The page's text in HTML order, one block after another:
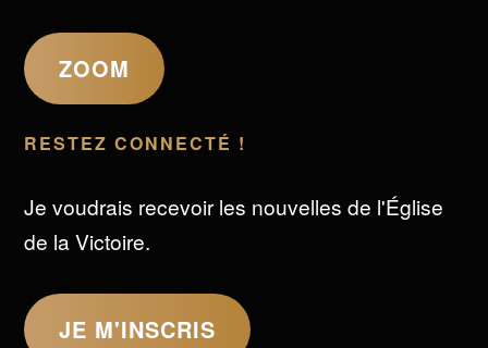
ZOOM
RESTEZ CONNECTÉ !
Je voudrais recevoir les nouvelles de l'Église
de la Victoire.
JE M'INSCRIS